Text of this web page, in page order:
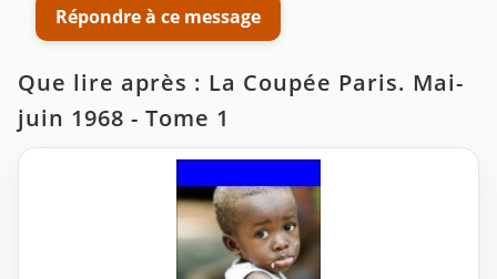
Répondre à ce message
Que lire après : La Coupée Paris. Mai-
juin 1968 - Tome 1